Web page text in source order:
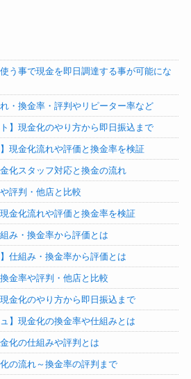
う事で現金を即日調達する事が可能にな
・換金率・評判やリピーター率など
】現金化のやり方から即日振込まで
現金化流れや評価と換金率を検証
化スタッフ対応と換金の流れ
評判・他店と比較
金化流れや評価と換金率を検証
み・換金率から評価とは
仕組み・換金率から評価とは
金率や評判・他店と比較
金化のやり方から即日振込まで
】現金化の換金率や仕組みとは
化の仕組みや評判とは
の流れ～換金率の評判まで